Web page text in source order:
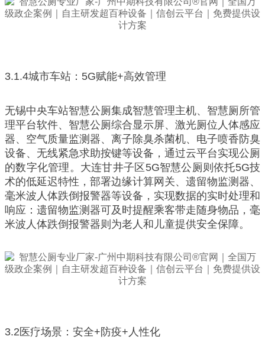
3.1.4城市车站：5G赋能+高效管理
无锡中央车站智慧公厕集成智慧管理主机、智慧厕所管
理平台软件、智慧公厕综合显示屏、激光厕位人体感应
器、空气质量监测器、离子除臭杀菌机、电子喷香防臭
设备、无线紧急求助按键等设备，通过云平台实现公厕
的数字化管理。大连甘井子区5G智慧公厕则依托5G技
术的低延迟特性，部署边缘计算网关、遗留物监测器、
毫米波人体跌倒报警器等设备，实现数据的实时处理和
响应：遗留物监测器可及时提醒乘客带走随身物品，毫
米波人体跌倒报警器则为老人和儿童提供安全保障。
3.2医疗场景：安全+防疫+人性化